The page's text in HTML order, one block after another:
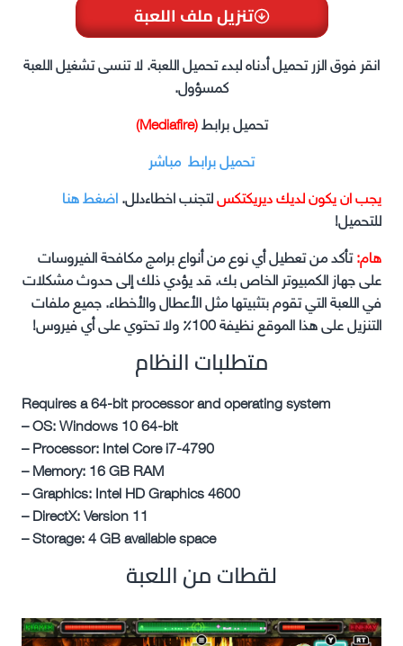
تنزيل ملف اللعبة
انقر فوق الزر تحميل أدناه لبدء تحميل اللعبة. لا تنسى تشغيل اللعبة
كمسؤول.
تحميل برابط(Mediafire)
تحميل برابط مباشر
يجب ان يكون لديك ديريكتكسلتجنب اخطاءدلل.اضغط هنا
للتحميل!
هام:تأكد من تعطيل أي نوع من أنواع برامج مكافحة الفيروسات
على جهاز الكمبيوتر الخاص بك. قد يؤدي ذلك إلى حدوث مشكلات
في اللعبة التي تقوم بتثبيتها مثل الأعطال والأخطاء. جميع ملفات
التنزيل على هذا الموقع نظيفة 100٪ ولا تحتوي على أي فيروس!
متطلبات النظام
Requires a 64-bit processor and operating system
– OS: Windows 10 64-bit
– Processor: Intel Core i7-4790
– Memory: 16 GB RAM
– Graphics: Intel HD Graphics 4600
– DirectX: Version 11
– Storage: 4 GB available space
لقطات من اللعبة